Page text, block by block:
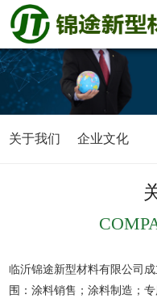
关于我们 企业文化
临沂锦途新型材料有限公司
围：涂料销售；涂料制造；